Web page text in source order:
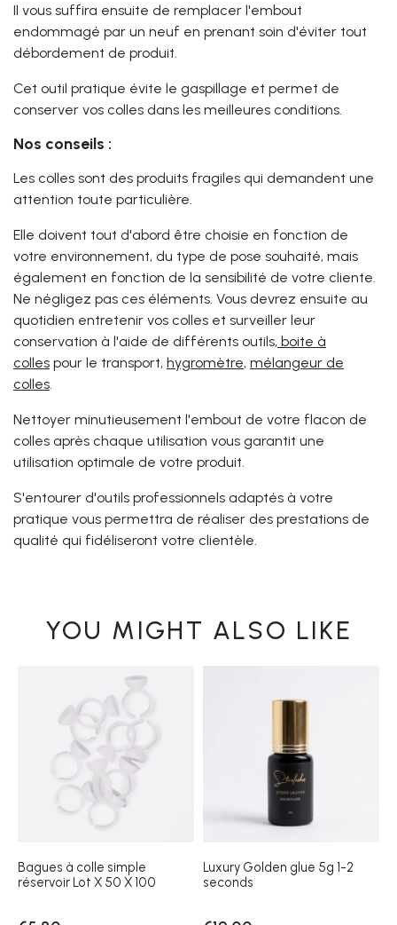
Il vous suffira ensuite de remplacer l'embout
endommagé par un neuf en prenant soin d'éviter tout
débordement de produit.
Cet outil pratique évite le gaspillage et permet de
conserver vos colles dans les meilleures conditions.
Nos conseils :
Les colles sont des produits fragiles qui demandent une
attention toute particulière.
Elle doivent tout d'abord être choisie en fonction de
votre environnement, du type de pose souhaité, mais
également en fonction de la sensibilité de votre cliente.
Ne négligez pas ces éléments. Vous devrez ensuite au
quotidien entretenir vos colles et surveiller leur
conservation à l'aide de différents outils, boite à
colles pour le transport, hygromètre, mélangeur de
colles
Nettoyer minutieusement l'embout de votre flacon de
colles après chaque utilisation vous garantit une
utilisation optimale de votre produit.
S'entourer d'outils professionnels adaptés à votre
pratique vous permettra de réaliser des prestations de
qualité qui fidéliseront votre clientèle.
YOU MIGHT ALSO LIKE
Bagues à colle simple
réservoir Lot X 50 X 100
Luxury Golden glue 5g 1-2
seconds